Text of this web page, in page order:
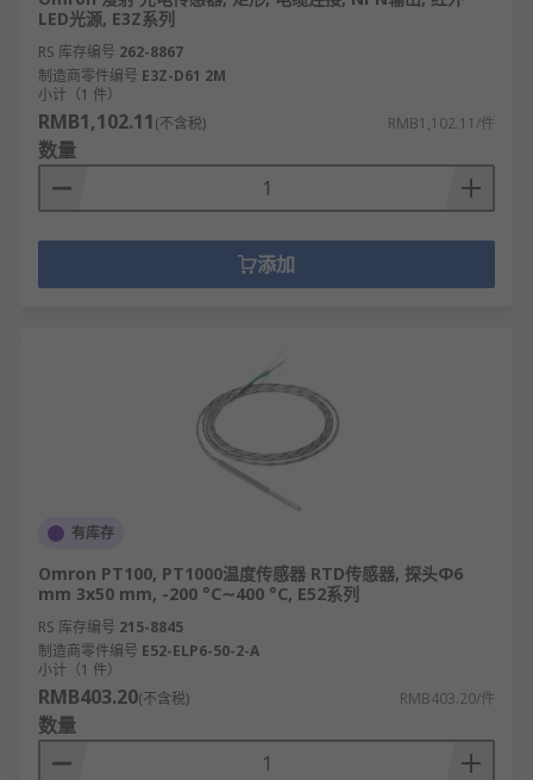
LED光源, E3Z系列
RS 库存编号 262-8867
制造商零件编号 E3Z-D61 2M
小计（1 件）
RMB1,102.11(不含税) RMB1,102.11/件
数量
添加
有库存
Omron PT100, PT1000温度传感器 RTD传感器, 探头Φ6
mm 3x50 mm, -200 °C∼400 °C, E52系列
RS 库存编号 215-8845
制造商零件编号 E52-ELP6-50-2-A
小计（1 件）
RMB403.20(不含税) RMB403.20/件
数量